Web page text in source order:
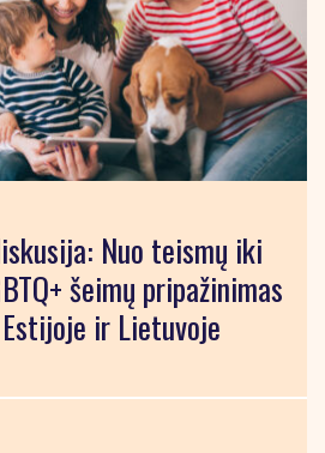
Nuo teismų iki
šeimų pripažinimas
ir Lietuvoje